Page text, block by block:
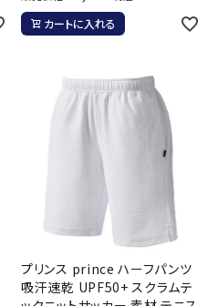
カートに入れる
プリンス prince ハーフパンツ
吸汗速乾 UPF50+ スクラムテ